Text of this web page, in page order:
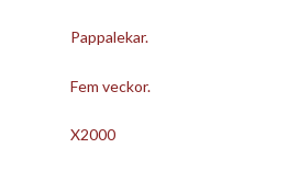
Pappalekar.
Fem veckor.
X2000